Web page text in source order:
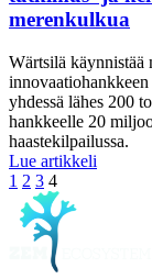
merenkulkua
Wärtsilä käynnistää
yhdessä lähes 200
hankkeelle 20
haastekilpailussa.
Lue artikkeli
Page
1 Page
2 Page
3 Page
4